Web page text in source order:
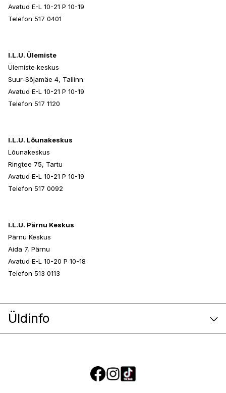
Avatud E-L 10-21 P 10-19
Telefon 517 0401
I.L.U. Ülemiste
Ülemiste keskus
Suur-Sõjamäe 4, Tallinn
Avatud E-L 10-21 P 10-19
Telefon 517 1120
I.L.U. Lõunakeskus
Lõunakeskus
Ringtee 75, Tartu
Avatud E-L 10-21 P 10-19
Telefon 517 0092
I.L.U. Pärnu Keskus
Pärnu Keskus
Aida 7, Pärnu
Avatud E-L 10-20 P 10-18
Telefon 513 0113
Üldinfo